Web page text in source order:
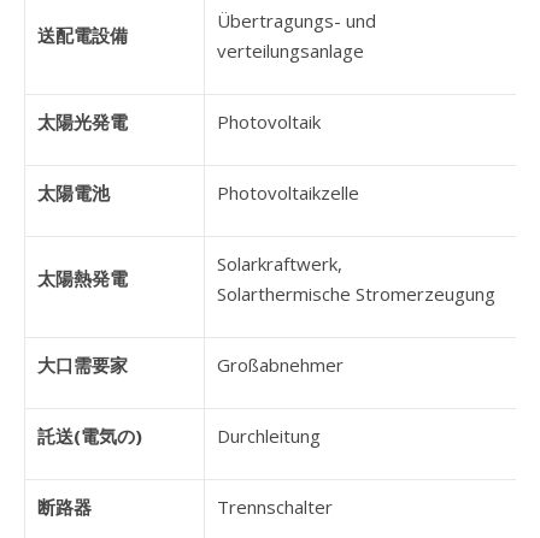
送配電設備
Übertragungs- und
verteilungsanlage
太陽光発電 Photovoltaik
太陽電池 Photovoltaikzelle
太陽熱発電
Solarkraftwerk,
Solarthermische Stromerzeugung
大口需要家 Großabnehmer
託送(電気の) Durchleitung
断路器 Trennschalter